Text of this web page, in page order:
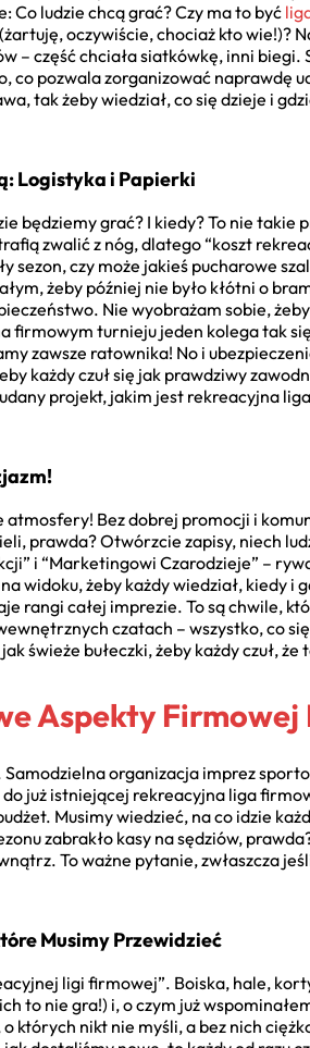
Co ludzie chcą grać? Czy ma to być
oczywiście, chociaż kto wie!)?
– część chciała siatkówkę, inni
co pozwala zorganizować naprawdę
tak żeby wiedział, co się dzieje i
Logistyka i Papierki
będziemy grać? I kiedy? To nie takie
zwalić z nóg, dlatego “koszt
sezon, czy może jakieś pucharowe
żeby później nie było kłótni o
Nie wyobrażam sobie,
firmowym turnieju jeden kolega tak
zawsze ratownika! No i
każdy czuł się jak prawdziwy
projekt, jakim jest rekreacyjna
atmosfery! Bez dobrej promocji i
prawda? Otwórzcie zapisy, niech
i “Marketingowi Czarodzieje” –
widoku, żeby każdy wiedział, kiedy i
rangi całej imprezie. To są chwile,
czatach – wszystko, co
świeże bułeczki, żeby każdy czuł,
Aspekty
organizacja imprez
już istniejącej rekreacyjna liga
Musimy wiedzieć, na co idzie
zabrakło kasy na sędziów,
To ważne pytanie, zwłaszcza
Musimy Przewidzieć
ligi firmowej”. Boiska, hale,
to nie gra!) i, o czym już
których nikt nie myśli, a bez nich